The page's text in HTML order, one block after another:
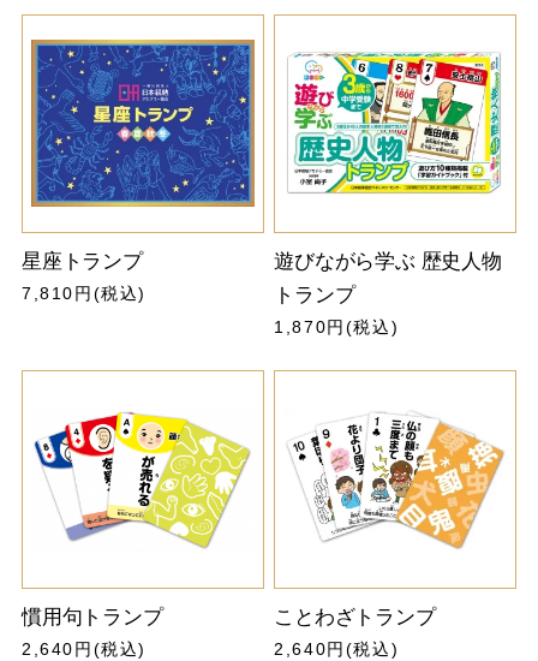
星座トランプ
7,810円(税込)
遊びながら学ぶ 歴史人物
トランプ
1,870円(税込)
慣用句トランプ
2,640円(税込)
ことわざトランプ
2,640円(税込)